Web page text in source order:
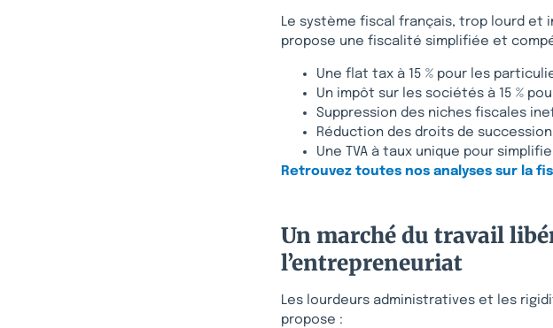
Le système fiscal français, trop lourd et
propose une fiscalité simplifiée et
Une flat tax à 15 % pour les
Un impôt sur les sociétés à 15 %
Suppression des niches fiscales
Réduction des droits de
Une TVA à taux unique pour
Retrouvez toutes nos analyses sur la
Un marché du travail
l’entrepreneuriat
Les lourdeurs administratives et les
propose :